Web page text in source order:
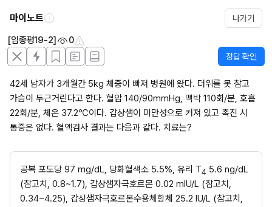
마이노트 나가기
[임종평19-2] 0
정답 확인
42세 남자가 3개월간 5kg 체중이 빠져 병원에 왔다. 더위를 못 참고
가슴이 두근거린다고 한다. 혈압 140/90mmHg, 맥박 110회/분, 호흡
22회/분, 체온 37.2℃이다. 갑상샘이 미만성으로 커져 있고 촉진 시
통증은 없다. 혈액검사 결과는 다음과 같다. 치료는?
공복 포도당 97 mg/dL, 당화혈색소 5.5%, 유리 T4 5.6 ng/dL
(참고치, 0.8~1.7), 갑상샘자극호르몬 0.02 mIU/L (참고치,
0.34~4.25), 갑상샘자극호르몬수용체항체 25.2 IU/L (참고치,